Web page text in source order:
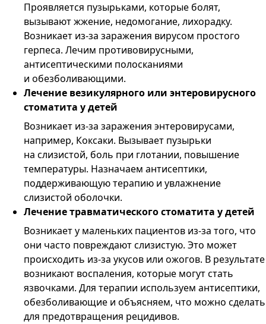
Проявляется пузырьками, которые болят,
вызывают жжение, недомогание, лихорадку.
Возникает из-за заражения вирусом простого
герпеса. Лечим противовирусными,
антисептическими полосканиями
и обезболивающими.
Лечение везикулярного или энтеровирусного
стоматита у детей
Возникает из-за заражения энтеровирусами,
например, Коксаки. Вызывает пузырьки
на слизистой, боль при глотании, повышение
температуры. Назначаем антисептики,
поддерживающую терапию и увлажнение
слизистой оболочки.
Лечение травматического стоматита у детей
Возникает у маленьких пациентов из-за того, что
они часто повреждают слизистую. Это может
происходить из-за укусов или ожогов. В результате
возникают воспаления, которые могут стать
язвочками. Для терапии используем антисептики,
обезболивающие и объясняем, что можно сделать
для предотвращения рецидивов.